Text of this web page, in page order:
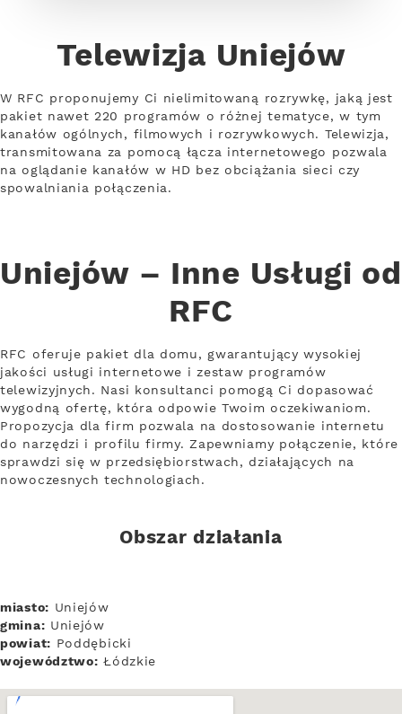
Telewizja Uniejów
W RFC proponujemy Ci nielimitowaną rozrywkę, jaką jest
pakiet nawet 220 programów o różnej tematyce, w tym
kanałów ogólnych, filmowych i rozrywkowych. Telewizja,
transmitowana za pomocą łącza internetowego pozwala
na oglądanie kanałów w HD bez obciążania sieci czy
spowalniania połączenia.
Uniejów – Inne Usługi od
RFC
RFC oferuje pakiet dla domu, gwarantujący wysokiej
jakości usługi internetowe i zestaw programów
telewizyjnych. Nasi konsultanci pomogą Ci dopasować
wygodną ofertę, która odpowie Twoim oczekiwaniom.
Propozycja dla firm pozwala na dostosowanie internetu
do narzędzi i profilu firmy. Zapewniamy połączenie, które
sprawdzi się w przedsiębiorstwach, działających na
nowoczesnych technologiach.
Obszar działania
miasto: Uniejów
gmina: Uniejów
powiat: Poddębicki
województwo: Łódzkie